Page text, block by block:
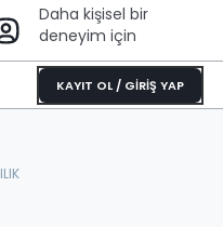
Daha kişisel bir
deneyim için
KAYIT OL / GİRİŞ YAP